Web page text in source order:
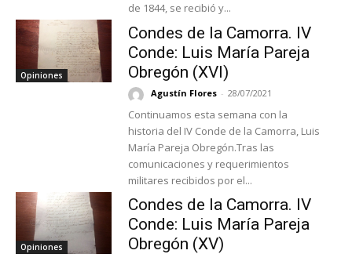
de 1844, se recibió y...
Opiniones
Condes de la Camorra. IV
Conde: Luis María Pareja
Obregón (XVI)
Agustín Flores - 28/07/2021
Continuamos esta semana con la
historia del IV Conde de la Camorra, Luis
María Pareja Obregón.Tras las
comunicaciones y requerimientos
militares recibidos por el...
Opiniones
Condes de la Camorra. IV
Conde: Luis María Pareja
Obregón (XV)